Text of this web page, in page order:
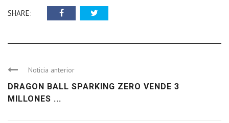
SHARE:
Noticia anterior
DRAGON BALL SPARKING ZERO VENDE 3
MILLONES ...